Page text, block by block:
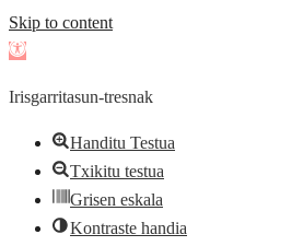
Skip to content
Open
Irisgarritasun-tresnak
Handitu Testua
Txikitu testua
Grisen eskala
Kontraste handia